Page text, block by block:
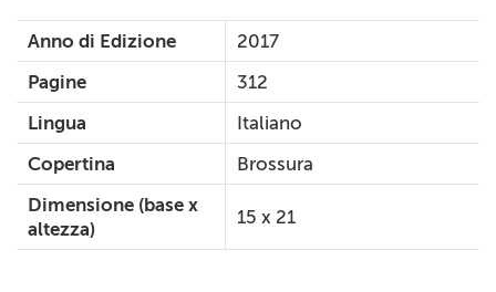
Anno di Edizione
2017
Pagine
312
Lingua
Italiano
Copertina
Brossura
Dimensione (base x
altezza)
15 x 21